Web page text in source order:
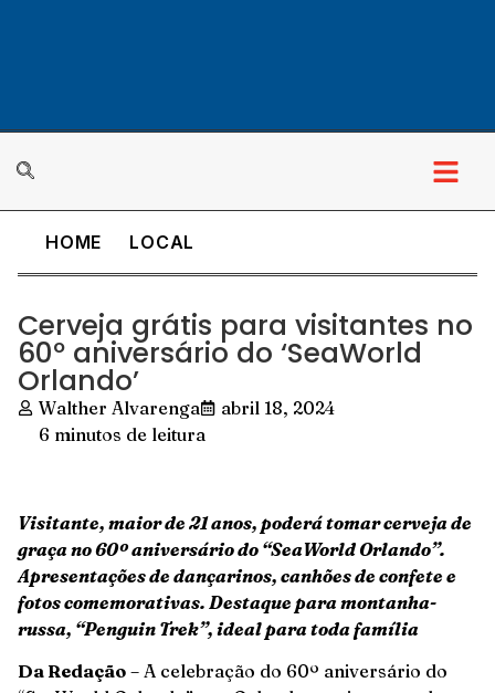
HOME LOCAL
Cerveja grátis para visitantes no
60º aniversário do ‘SeaWorld
Orlando’
Walther Alvarenga
abril 18, 2024
6 minutos de leitura
Visitante, maior de 21 anos, poderá tomar cerveja de
graça no 60º aniversário do “SeaWorld Orlando”.
Apresentações de dançarinos, canhões de confete e
fotos comemorativas. Destaque para montanha-
russa, “Penguin Trek”, ideal para toda família
Da Redação – A celebração do 60º aniversário do